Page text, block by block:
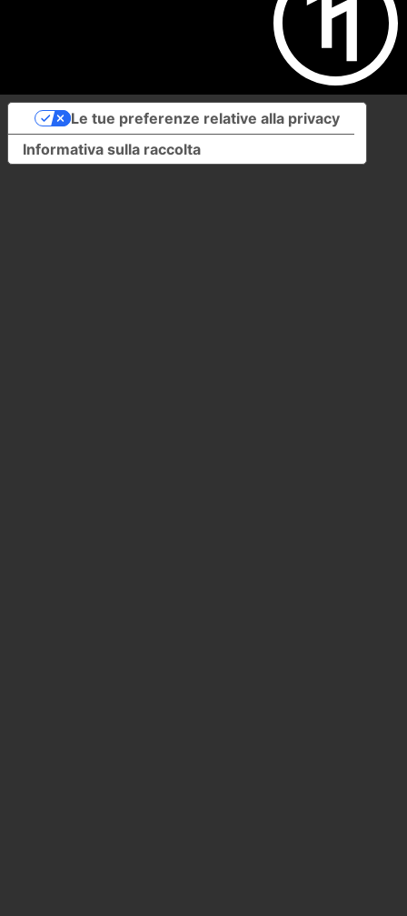
Informativa sulla raccolta
Le tue preferenze relative alla privacy